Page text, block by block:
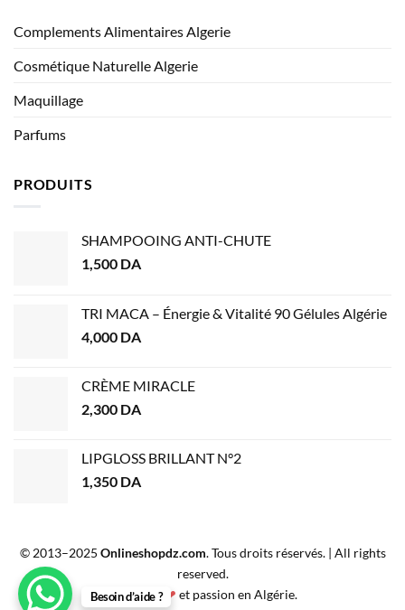
Complements Alimentaires Algerie
Cosmétique Naturelle Algerie
Maquillage
Parfums
PRODUITS
SHAMPOOING ANTI-CHUTE
1,500 DA
TRI MACA – Énergie & Vitalité 90 Gélules Algérie
4,000 DA
CRÈME MIRACLE
2,300 DA
LIPGLOSS BRILLANT N°2
1,350 DA
© 2013–2025 Onlineshopdz.com. Tous droits réservés. | All rights
reserved.
Créé avec ❤ et passion en Algérie.
Besoin d’aide ?